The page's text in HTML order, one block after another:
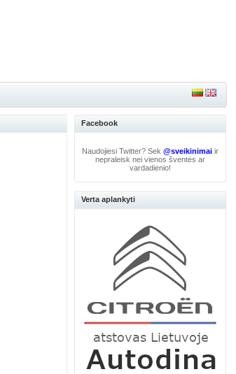
Facebook
Naudojiesi Twitter? Sek@sveikinimai ir
nepraleisk nei vienos šventės ar
vardadienio!
Verta aplankyti